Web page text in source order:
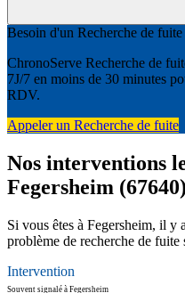
Besoin d'un Recherche de
ChronoServe Recherche de
7J/7 en moins de 30 minutes
RDV.
Appeler un Recherche de fuite
Nos interventions
Fegersheim (67640)
Si vous êtes à Fegersheim, il y
problème de recherche de fuite
Intervention
Souvent signalé à Fegersheim